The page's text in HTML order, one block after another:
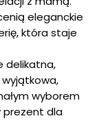
eleganckie
która staje
delikatna,
wyborem
prezent dla